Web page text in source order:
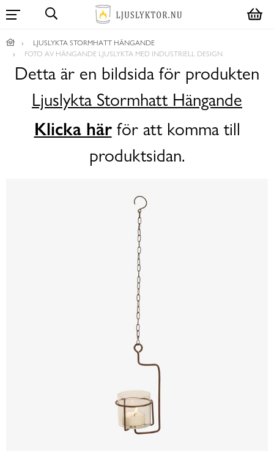
LJUSLYKTA STORMHATT HÄNGANDE
FOTO AV HÄNGANDE LJUSLYKTA MED INDUSTRIELL DESIGN
Detta är en bildsida för produkten
Ljuslykta Stormhatt Hängande
Klicka härför att komma till
produktsidan.